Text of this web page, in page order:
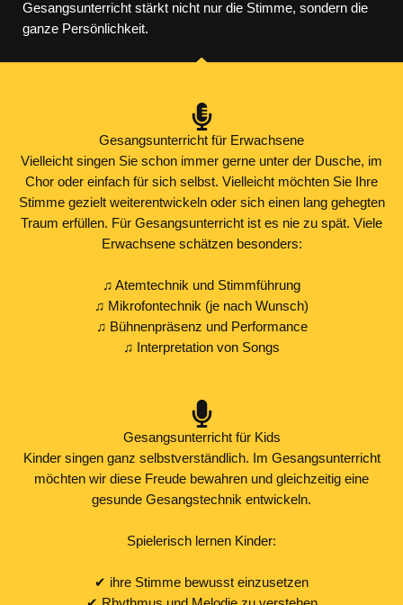
Gesangsunterricht stärkt nicht nur die Stimme, sondern die
ganze Persönlichkeit.
Gesangsunterricht für Erwachsene
Vielleicht singen Sie schon immer gerne unter der Dusche, im
Chor oder einfach für sich selbst. Vielleicht möchten Sie Ihre
Stimme gezielt weiterentwickeln oder sich einen lang gehegten
Traum erfüllen. Für Gesangsunterricht ist es nie zu spät. Viele
Erwachsene schätzen besonders:
♫ Atemtechnik und Stimmführung
♫ Mikrofontechnik (je nach Wunsch)
♫ Bühnenpräsenz und Performance
♫ Interpretation von Songs
Gesangsunterricht für Kids
Kinder singen ganz selbstverständlich. Im Gesangsunterricht
möchten wir diese Freude bewahren und gleichzeitig eine
gesunde Gesangstechnik entwickeln.
Spielerisch lernen Kinder:
✔ ihre Stimme bewusst einzusetzen